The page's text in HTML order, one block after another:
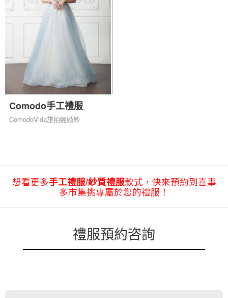
Comodo手工禮服
ComodoVida旅拍輕婚紗
想看更多手工禮服/紗質禮服款式，快來預約到喜事
多市集挑專屬於您的禮服！
禮服預約咨詢